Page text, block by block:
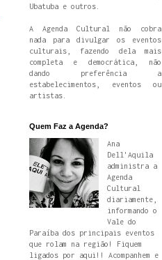
Ubatuba e outros.
A Agenda Cultural não cobra
nada para divulgar os eventos
culturais, fazendo dela mais
completa e democrática, não
dando preferência a
estabelecimentos, eventos ou
artistas.
Quem Faz a Agenda?
Ana
Dell'Aquila
administra a
Agenda
Cultural
diariamente,
informando o
Vale do
Paraíba dos principais eventos
que rolam na região! Fiquem
ligados por aqui!! Acompanhem e